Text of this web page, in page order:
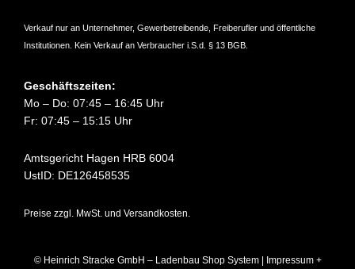
Verkauf nur an Unternehmer, Gewerbetreibende, Freiberufler und öffentliche
Institutionen. Kein Verkauf an Verbraucher i.S.d. § 13 BGB.
Geschäftszeiten:
Mo – Do: 07:45 – 16:45 Uhr
Fr: 07:45 – 15:15 Uhr
Amtsgericht Hagen HRB 6004
UstID: DE126458535
Preise zzgl. MwSt. und Versandkosten.
© Heinrich Stracke GmbH – Ladenbau Shop System | Impressum +